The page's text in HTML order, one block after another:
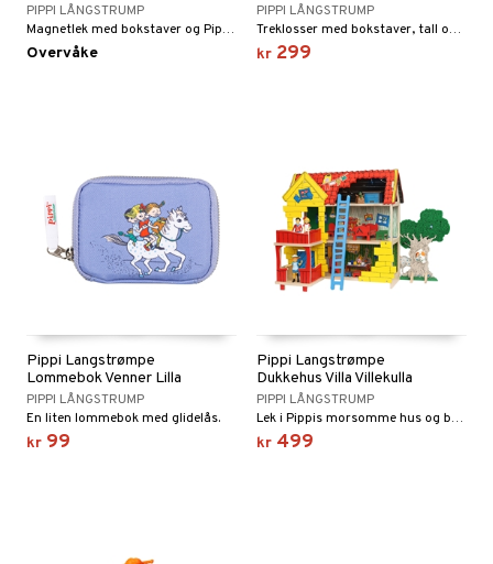
PIPPI LÅNGSTRUMP
Magnetlek med bokstaver og Pippi-figurer.
Overvåke
PIPPI LÅNGSTRUMP
Treklosser med bokstaver, tall og Pippi-illustrasjoner.
kr 299
Pippi Langstrømpe
Lommebok Venner Lilla
PIPPI LÅNGSTRUMP
En liten lommebok med glidelås.
kr 99
Pippi Langstrømpe
Dukkehus Villa Villekulla
PIPPI LÅNGSTRUMP
Lek i Pippis morsomme hus og brus-treet!
kr 499